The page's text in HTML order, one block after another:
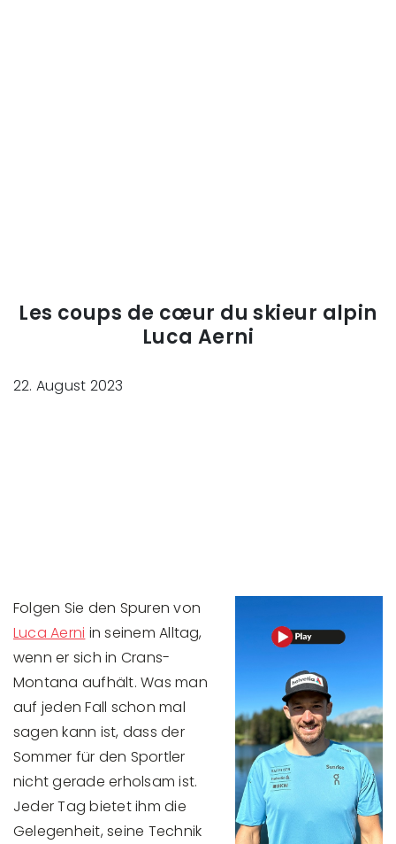
Les coups de cœur du skieur alpin
Luca Aerni
22. August 2023
Folgen Sie den Spuren von
Luca Aerni in seinem Alltag,
wenn er sich in Crans-
Montana aufhält. Was man
auf jeden Fall schon mal
sagen kann ist, dass der
Sommer für den Sportler
nicht gerade erholsam ist.
Jeder Tag bietet ihm die
Gelegenheit, seine Technik